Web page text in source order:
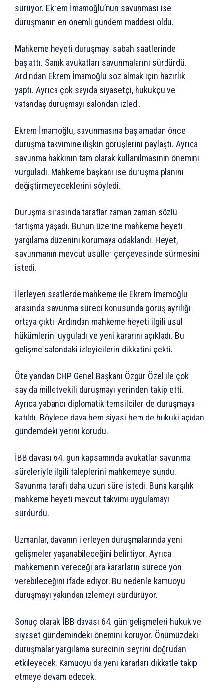
sürüyor. Ekrem İmamoğlu’nun savunması ise
duruşmanın en önemli gündem maddesi oldu.
Mahkeme heyeti duruşmayı sabah saatlerinde
başlattı. Sanık avukatları savunmalarını sürdürdü.
Ardından Ekrem İmamoğlu söz almak için hazırlık
yaptı. Ayrıca çok sayıda siyasetçi, hukukçu ve
vatandaş duruşmayı salondan izledi.
Ekrem İmamoğlu, savunmasına başlamadan önce
duruşma takvimine ilişkin görüşlerini paylaştı. Ayrıca
savunma hakkının tam olarak kullanılmasının önemini
vurguladı. Mahkeme başkanı ise duruşma planını
değiştirmeyeceklerini söyledi.
Duruşma sırasında taraflar zaman zaman sözlü
tartışma yaşadı. Bunun üzerine mahkeme heyeti
yargılama düzenini korumaya odaklandı. Heyet,
savunmanın mevcut usuller çerçevesinde sürmesini
istedi.
İlerleyen saatlerde mahkeme ile Ekrem İmamoğlu
arasında savunma süreci konusunda görüş ayrılığı
ortaya çıktı. Ardından mahkeme heyeti ilgili usul
hükümlerini uyguladı ve yeni kararını açıkladı. Bu
gelişme salondaki izleyicilerin dikkatini çekti.
Öte yandan CHP Genel Başkanı Özgür Özel ile çok
sayıda milletvekili duruşmayı yerinden takip etti.
Ayrıca yabancı diplomatik temsilciler de duruşmaya
katıldı. Böylece dava hem siyasi hem de hukuki açıdan
gündemdeki yerini korudu.
İBB davası 64. gün kapsamında avukatlar savunma
süreleriyle ilgili taleplerini mahkemeye sundu.
Savunma tarafı daha uzun süre istedi. Buna karşılık
mahkeme heyeti mevcut takvimi uygulamayı
sürdürdü.
Uzmanlar, davanın ilerleyen duruşmalarında yeni
gelişmeler yaşanabileceğini belirtiyor. Ayrıca
mahkemenin vereceği ara kararların sürece yön
verebileceğini ifade ediyor. Bu nedenle kamuoyu
duruşmayı yakından izlemeyi sürdürüyor.
Sonuç olarak İBB davası 64. gün gelişmeleri hukuk ve
siyaset gündemindeki önemini koruyor. Önümüzdeki
duruşmalar yargılama sürecinin seyrini doğrudan
etkileyecek. Kamuoyu da yeni kararları dikkatle takip
etmeye devam edecek.